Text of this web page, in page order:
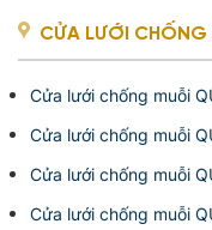
CỬA LƯỚI CHỐNG
Cửa lưới chống muỗi
Cửa lưới chống muỗi
Cửa lưới chống muỗi
Cửa lưới chống muỗi